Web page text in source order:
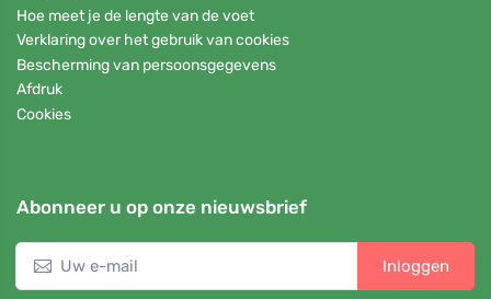
Hoe meet je de lengte van de voet
Verklaring over het gebruik van cookies
Bescherming van persoonsgegevens
Afdruk
Cookies
Abonneer u op onze nieuwsbrief
Inloggen